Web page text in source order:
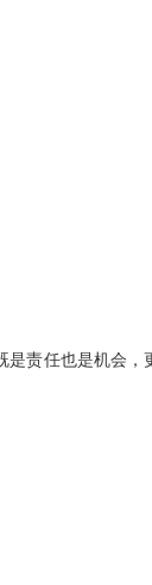
是责任也是机会，